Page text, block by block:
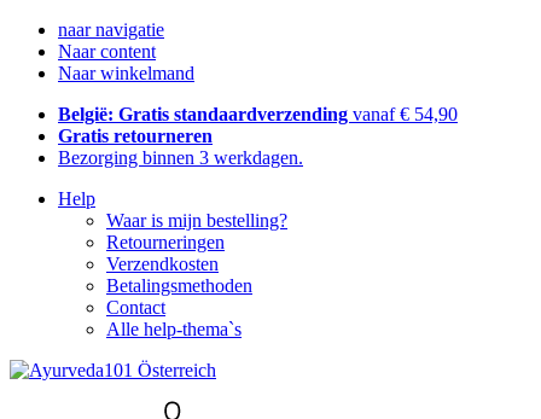
naar navigatie
Naar content
Naar winkelmand
België: Gratis standaardverzending vanaf € 54,90
Gratis retourneren
Bezorging binnen 3 werkdagen.
Help
Waar is mijn bestelling?
Retourneringen
Verzendkosten
Betalingsmethoden
Contact
Alle help-thema`s